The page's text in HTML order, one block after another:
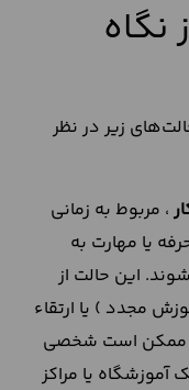
نگاه
حالت‌های زیر در نظر
، مربوط به زمانی
یا مهارت به
این حالت از
مجدد ) یا ارتقاء
ممکن است شخصی
آموزشگاه یا مراکز